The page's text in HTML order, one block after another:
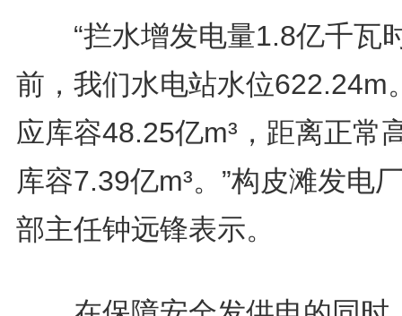
“拦水增发电量1.8亿千瓦
前，我们水电站水位622.24m
应库容48.25亿m³，距离正常
库容7.39亿m³。”构皮滩发电
部主任钟远锋表示。